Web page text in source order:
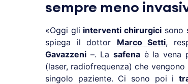
sempre meno
«Oggi gli interventi chirurgici sono
spiega il dottor Marco Setti,
Gavazzeni –. La safenaè la vena
(laser, radiofrequenza) che
singolo paziente. Ci sono poi i